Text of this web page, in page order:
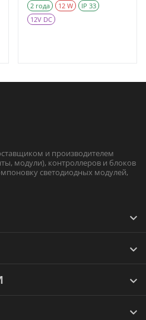
2 года 12 W
IP 33
12V DC
и производителем
модули), контроллеров и блоков
светодиодных модулей,